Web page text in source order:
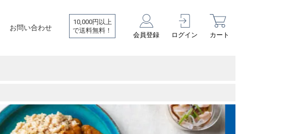
会員登録 ログイン カート
お問い合わせ
10,000円以上
で送料無料！